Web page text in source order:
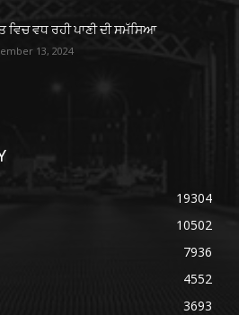
ਵਿਚ ਵਧ ਰਹੀ ਪਾਣੀ ਦੀ ਸਮੱਸਿਆ
13, 2024
19304
10502
7936
4552
3693